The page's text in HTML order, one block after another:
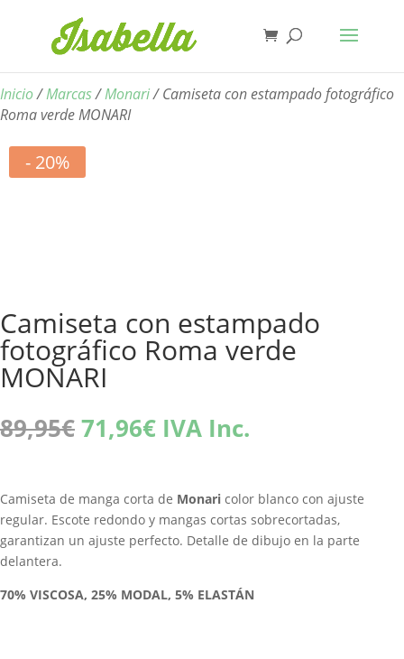
Inicio/Marcas/Monari/ Camiseta con estampado fotográfico
Roma verde MONARI
- 20%
Camiseta con estampado
fotográfico Roma verde
MONARI
89,95€El
precio
era:
89,95€.
71,96€El
precio
es:
71,96€.
IVA Inc.
Camiseta de manga corta de Monari color blanco con ajuste
regular. Escote redondo y mangas cortas sobrecortadas,
garantizan un ajuste perfecto. Detalle de dibujo en la parte
delantera.
70% VISCOSA, 25% MODAL, 5% ELASTÁN